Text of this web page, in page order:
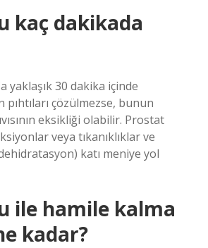
kaç dakikada
yaklaşık 30 dakika içinde
pıhtıları çözülmezse, bunun
eksikliği olabilir. Prostat
veya tıkanıklıklar ve
katı meniye yol
ile hamile kalma
kadar?